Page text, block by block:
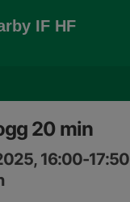
IF HF
20 min
16:00-17:50